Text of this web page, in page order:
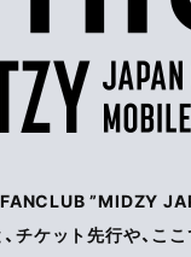
”MIDZY
チケット先行や、こ